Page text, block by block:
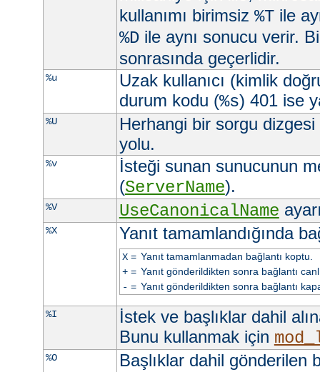
kullanımı birimsiz %Tile
%Dile aynı sonucu verir.
sonrasında geçerlidir.
%u
Uzak kullanıcı (kimlik
durum kodu (%s) 401 ise
%U
Herhangi bir sorgu
yolu.
%v
İsteği sunan sunucunun
(ServerName).
%V UseCanonicalName
%X Yanıt tamamlandığında
X= Yanıt tamamlanmadan bağlantı koptu.
+= Yanıt gönderildikten sonra bağlantı
- = Yanıt gönderildikten sonra bağlantı
%I
İstek ve başlıklar dahil
Bunu kullanmak için
%O
Başlıklar dahil gönderilen